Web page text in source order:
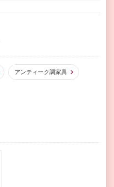
アンティーク調家具